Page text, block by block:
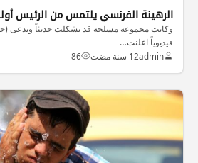
الرهينة الفرنسي يلتمس من الرئيس
وكانت مجموعة مسلحة قد تشكلت حديثاً وتدعى
فيديوياً اعلنت…
admin12 سنة مضت 86